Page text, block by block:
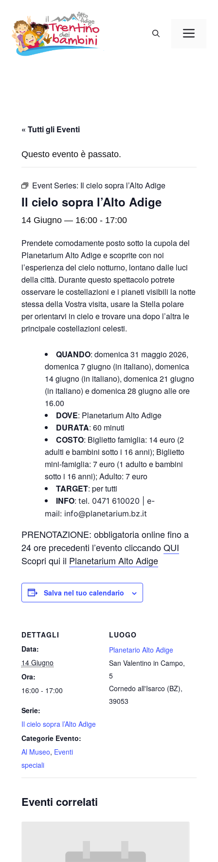
contenuto
« Tutti gli Eventi
Questo evento è passato.
Event Series: Il cielo sopra l’Alto Adige
Il cielo sopra l’Alto Adige
14 Giugno — 16:00 - 17:00
Prendete comodamente posto sotto la cupola del
Planetarium Alto Adige e scoprite con noi
l’esperienza del cielo notturno, lontano dalle luci
della città. Durante questo spettacolo potrete
osservare le costellazioni e i pianeti visibili la notte
stessa della Vostra visita, usare la Stella polare
per orientarvi in cielo e trovare una dopo l’altra le
principale costellazioni celesti.
QUANDO: domenica 31 maggio 2026,
domenica 7 giugno (in italiano), domenica
14 giugno (in italiano), domenica 21 giugno
(in italiano) e domenica 28 giugno alle ore
16.00
DOVE: Planetarium Alto Adige
DURATA: 60 minuti
COSTO: Biglietto famiglia: 14 euro (2
adulti e bambini sotto i 16 anni); Biglietto
mini-famiglia: 7 euro (1 adulto e bambini
sotto i 16 anni); Adulto: 7 euro
TARGET: per tutti
INFO: tel. 0471 610020 | e-
mail: info@planetarium.bz.it
PRENOTAZIONE: obbligatoria online fino a
24 ore precedenti l’evento cliccandoQUI
Scopri qui il Planetarium Alto Adige
Salva nel tuo calendario
DETTAGLI
Data:
14 Giugno
Ora:
16:00 - 17:00
Serie:
Il cielo sopra l’Alto Adige
Categorie Evento:
Al Museo, Eventi
speciali
LUOGO
Planetario Alto Adige
San Valentino in Campo,
5
Cornedo all'Isarco (BZ),
39053
Eventi correlati